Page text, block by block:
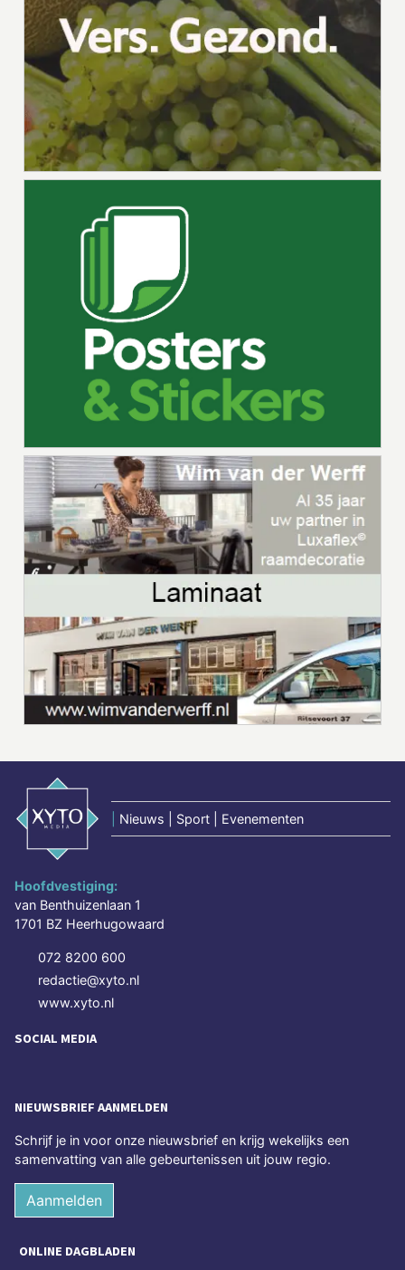
Nieuws | Sport | Evenementen
Hoofdvestiging:
van Benthuizenlaan 1
1701 BZ Heerhugowaard
072 8200 600
redactie@xyto.nl
www.xyto.nl
SOCIAL MEDIA
NIEUWSBRIEF AANMELDEN
Schrijf je in voor onze nieuwsbrief en krijg wekelijks een
samenvatting van alle gebeurtenissen uit jouw regio.
Aanmelden
ONLINE DAGBLADEN